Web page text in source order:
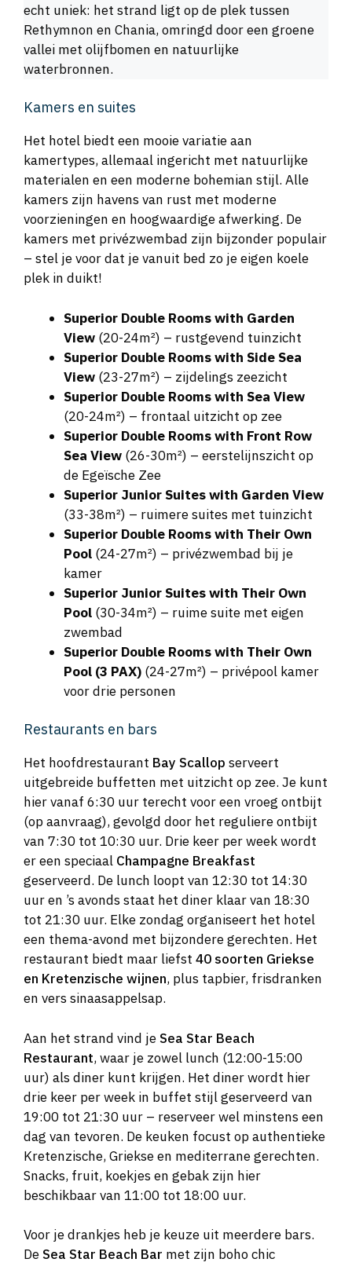
echt uniek: het strand ligt op de plek tussen
Rethymnon en Chania, omringd door een groene
vallei met olijfbomen en natuurlijke
waterbronnen.
Kamers en suites
Het hotel biedt een mooie variatie aan
kamertypes, allemaal ingericht met natuurlijke
materialen en een moderne bohemian stijl. Alle
kamers zijn havens van rust met moderne
voorzieningen en hoogwaardige afwerking. De
kamers met privézwembad zijn bijzonder populair
– stel je voor dat je vanuit bed zo je eigen koele
plek in duikt!
Superior Double Rooms with Garden
View (20-24m²) – rustgevend tuinzicht
Superior Double Rooms with Side Sea
View (23-27m²) – zijdelings zeezicht
Superior Double Rooms with Sea View
(20-24m²) – frontaal uitzicht op zee
Superior Double Rooms with Front Row
Sea View (26-30m²) – eerstelijnszicht op
de Egeïsche Zee
Superior Junior Suites with Garden View
(33-38m²) – ruimere suites met tuinzicht
Superior Double Rooms with Their Own
Pool (24-27m²) – privézwembad bij je
kamer
Superior Junior Suites with Their Own
Pool (30-34m²) – ruime suite met eigen
zwembad
Superior Double Rooms with Their Own
Pool (3 PAX) (24-27m²) – privépool kamer
voor drie personen
Restaurants en bars
Het hoofdrestaurant Bay Scallop serveert
uitgebreide buffetten met uitzicht op zee. Je kunt
hier vanaf 6:30 uur terecht voor een vroeg ontbijt
(op aanvraag), gevolgd door het reguliere ontbijt
van 7:30 tot 10:30 uur. Drie keer per week wordt
er een speciaal Champagne Breakfast
geserveerd. De lunch loopt van 12:30 tot 14:30
uur en ’s avonds staat het diner klaar van 18:30
tot 21:30 uur. Elke zondag organiseert het hotel
een thema-avond met bijzondere gerechten. Het
restaurant biedt maar liefst 40 soorten Griekse
en Kretenzische wijnen, plus tapbier, frisdranken
en vers sinaasappelsap.
Aan het strand vind jeSea Star Beach
Restaurant, waar je zowel lunch (12:00-15:00
uur) als diner kunt krijgen. Het diner wordt hier
drie keer per week in buffet stijl geserveerd van
19:00 tot 21:30 uur – reserveer wel minstens een
dag van tevoren. De keuken focust op authentieke
Kretenzische, Griekse en mediterrane gerechten.
Snacks, fruit, koekjes en gebak zijn hier
beschikbaar van 11:00 tot 18:00 uur.
Voor je drankjes heb je keuze uit meerdere bars.
DeSea Star Beach Bar met zijn boho chic